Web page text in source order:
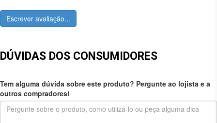
Escrever avaliação...
DÚVIDAS DOS CONSUMIDORES
Tem alguma dúvida sobre este produto? Pergunte ao lojista e a
outros compradores!